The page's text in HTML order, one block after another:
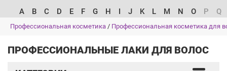
A B C D E F G H I J K L M N O P Q
Профессиональная косметика / Профессиональная косметика для
ПРОФЕССИОНАЛЬНЫЕ ЛАКИ ДЛЯ ВОЛОС